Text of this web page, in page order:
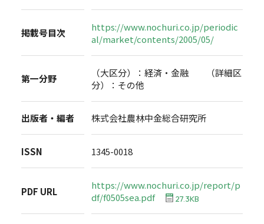
掲載号目次
https://www.nochuri.co.jp/periodic
al/market/contents/2005/05/
第一分野
（大区分）：経済・金融 （詳細区
分）：その他
出版者・編者 株式会社農林中金総合研究所
ISSN 1345-0018
PDF URL
https://www.nochuri.co.jp/report/p
df/f0505sea.pdf
27.3KB